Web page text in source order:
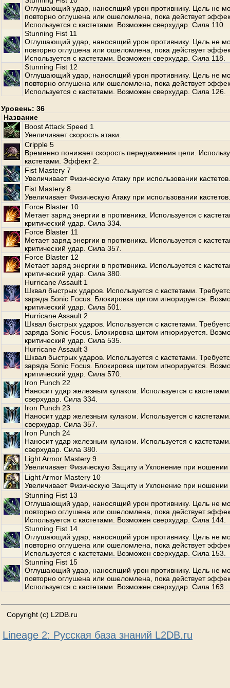
Оглушающий удар, наносящий урон противнику. Цель не
повторно оглушена или ошеломлена, пока действует
Используется с кастетами. Возможен сверхудар. Сила 110.
Stunning Fist 11
Оглушающий удар, наносящий урон противнику. Цель не
повторно оглушена или ошеломлена, пока действует
Используется с кастетами. Возможен сверхудар. Сила 118.
Stunning Fist 12
Оглушающий удар, наносящий урон противнику. Цель не
повторно оглушена или ошеломлена, пока действует
Используется с кастетами. Возможен сверхудар. Сила 126.
Уровень: 36
Название
Boost Attack Speed 1
Увеличивает скорость атаки.
Cripple 5
Временно понижает скорость передвижения цели.
кастетами. Эффект 2.
Fist Mastery 7
Увеличивает Физическую Атаку при использовании кастетов.
Fist Mastery 8
Увеличивает Физическую Атаку при использовании кастетов.
Force Blaster 10
Метает заряд энергии в противника. Используется с
критический удар. Сила 334.
Force Blaster 11
Метает заряд энергии в противника. Используется с
критический удар. Сила 357.
Force Blaster 12
Метает заряд энергии в противника. Используется с
критический удар. Сила 380.
Hurricane Assault 1
Шквал быстрых ударов. Используется с кастетами.
заряда Sonic Focus. Блокировка щитом игнорируется.
критический удар. Сила 501.
Hurricane Assault 2
Шквал быстрых ударов. Используется с кастетами.
заряда Sonic Focus. Блокировка щитом игнорируется.
критический удар. Сила 535.
Hurricane Assault 3
Шквал быстрых ударов. Используется с кастетами.
заряда Sonic Focus. Блокировка щитом игнорируется.
критический удар. Сила 570.
Iron Punch 22
Наносит удар железным кулаком. Используется с
сверхудар. Сила 334.
Iron Punch 23
Наносит удар железным кулаком. Используется с
сверхудар. Сила 357.
Iron Punch 24
Наносит удар железным кулаком. Используется с
сверхудар. Сила 380.
Light Armor Mastery 9
Увеличивает Физическую Защиту и Уклонение при ношении
Light Armor Mastery 10
Увеличивает Физическую Защиту и Уклонение при ношении
Stunning Fist 13
Оглушающий удар, наносящий урон противнику. Цель не
повторно оглушена или ошеломлена, пока действует
Используется с кастетами. Возможен сверхудар. Сила 144.
Stunning Fist 14
Оглушающий удар, наносящий урон противнику. Цель не
повторно оглушена или ошеломлена, пока действует
Используется с кастетами. Возможен сверхудар. Сила 153.
Stunning Fist 15
Оглушающий удар, наносящий урон противнику. Цель не
повторно оглушена или ошеломлена, пока действует
Используется с кастетами. Возможен сверхудар. Сила 163.
Copyright (c) L2DB.ru
Lineage 2: Русская база знаний L2DB.ru